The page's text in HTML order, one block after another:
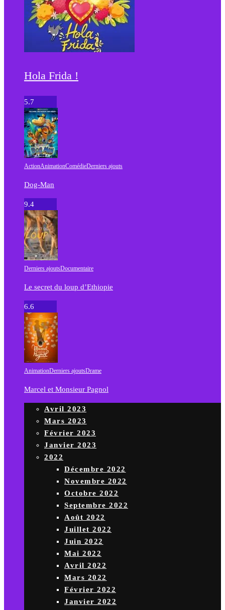
Hola Frida !
5.7
ActionAnimationComédieDerniers ajouts
Dog-Man
9.4
Derniers ajoutsDocumentaire
Le secret du loup d’Ethiopie
6.6
AnimationDerniers ajoutsDrame
Marcel et Monsieur Pagnol
Avril 2023
Mars 2023
Février 2023
Janvier 2023
2022
Décembre 2022
Novembre 2022
Octobre 2022
Septembre 2022
Août 2022
Juillet 2022
Juin 2022
Mai 2022
Avril 2022
Mars 2022
Février 2022
Janvier 2022